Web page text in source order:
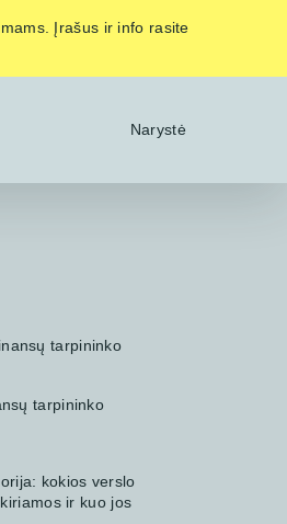
Įrašus ir info rasite
Narystė
tarpininko